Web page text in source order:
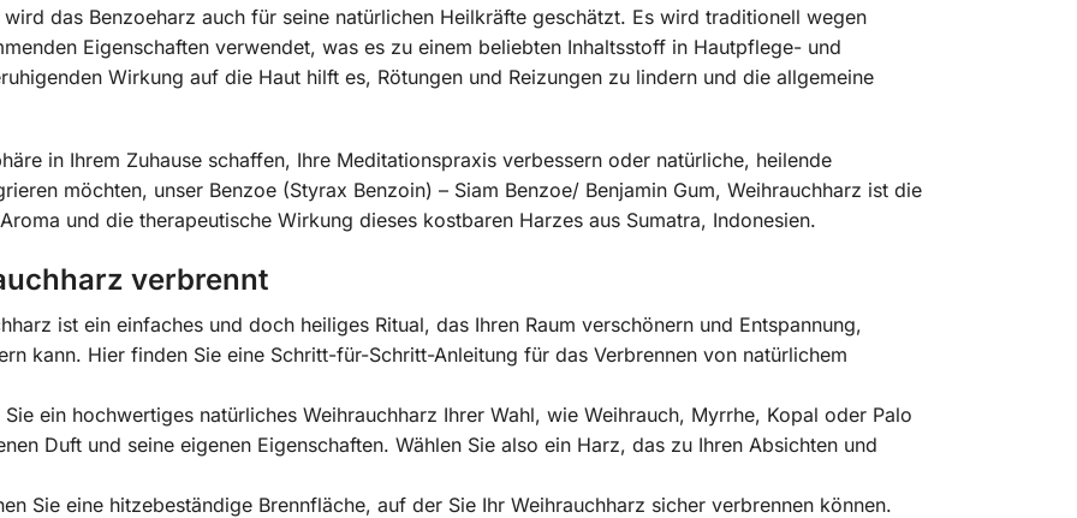
das Benzoeharz auch für seine natürlichen Heilkräfte geschätzt. Es wird traditionell wegen
Eigenschaften verwendet, was es zu einem beliebten Inhaltsstoff in Hautpflege- und
Wirkung auf die Haut hilft es, Rötungen und Reizungen zu lindern und die allgemeine
in Ihrem Zuhause schaffen, Ihre Meditationspraxis verbessern oder natürliche, heilende
möchten, unser Benzoe (Styrax Benzoin) – Siam Benzoe/ Benjamin Gum, Weihrauchharz ist die
und die therapeutische Wirkung dieses kostbaren Harzes aus Sumatra, Indonesien.
verbrennt
ist ein einfaches und doch heiliges Ritual, das Ihren Raum verschönern und Entspannung,
kann. Hier finden Sie eine Schritt-für-Schritt-Anleitung für das Verbrennen von natürlichem
Sie ein hochwertiges natürliches Weihrauchharz Ihrer Wahl, wie Weihrauch, Myrrhe, Kopal oder Palo
Duft und seine eigenen Eigenschaften. Wählen Sie also ein Harz, das zu Ihren Absichten und
Sie eine hitzebeständige Brennfläche, auf der Sie Ihr Weihrauchharz sicher verbrennen können.